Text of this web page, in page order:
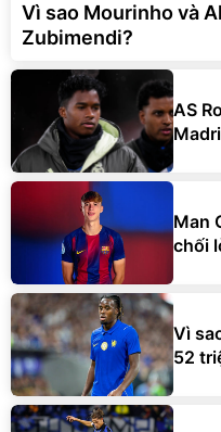
Vì sao Mourinho và
Zubimendi?
AS
Man
chối
Vì
52